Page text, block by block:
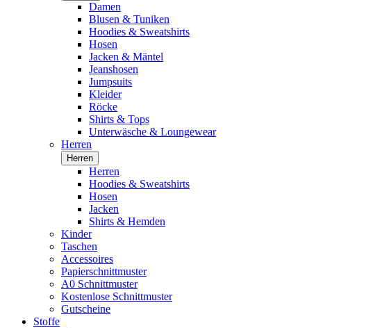
Damen
Blusen & Tuniken
Hoodies & Sweatshirts
Hosen
Jacken & Mäntel
Jeanshosen
Jumpsuits
Kleider
Röcke
Shirts & Tops
Unterwäsche & Loungewear
Herren
Herren
Herren
Hoodies & Sweatshirts
Hosen
Jacken
Shirts & Hemden
Kinder
Taschen
Accessoires
Papierschnittmuster
A0 Schnittmuster
Kostenlose Schnittmuster
Gutscheine
Stoffe